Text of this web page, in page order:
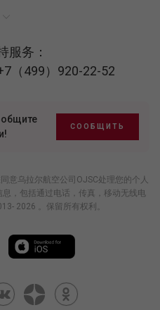
服务：
（499）920-22-52
СООБЩИТЬ
意乌拉尔航空公司OJSC处理您的个人
，包括通过电话，传真，移动无线电
2026 。保留所有权利。